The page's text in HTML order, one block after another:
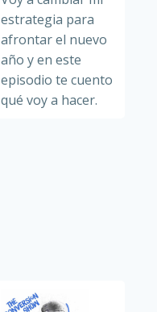
estrategia para
afrontar el nuevo
año y en este
episodio te cuento
qué voy a hacer.